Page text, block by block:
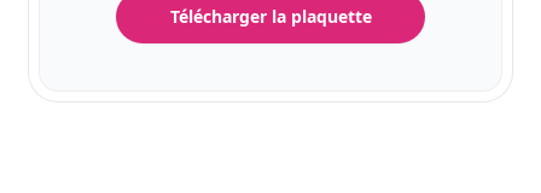
Télécharger la plaquette